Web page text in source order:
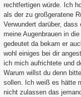
rechtfertigen würde. Ich
als der zu großgeratene
Verwundert darüber,
meine Augenbrauen in
gedeutet da bekam er
wohl einiges bei dir
ich mich aufrichtete und
Warum willst du denn
sollen. Ich weiß es hätte
nicht zulassen das